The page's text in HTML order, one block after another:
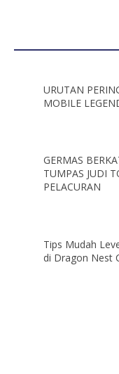
URUTAN
MOBILE
GERMAS
TUMPAS JUDI
PELACURAN
Tips Mudah
di Dragon Nest